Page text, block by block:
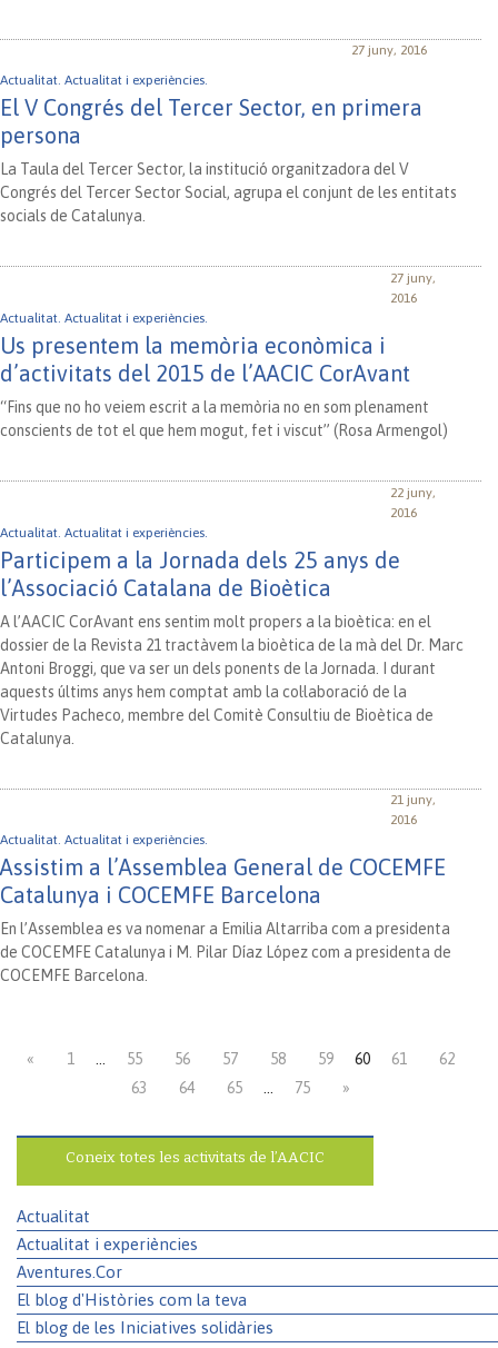
27 juny, 2016
Actualitat. Actualitat i experiències.
El V Congrés del Tercer Sector, en primera
persona
La Taula del Tercer Sector, la institució organitzadora del V
Congrés del Tercer Sector Social, agrupa el conjunt de les entitats
socials de Catalunya.
27 juny,
2016
Actualitat. Actualitat i experiències.
Us presentem la memòria econòmica i
d’activitats del 2015 de l’AACIC CorAvant
“Fins que no ho veiem escrit a la memòria no en som plenament
conscients de tot el que hem mogut, fet i viscut” (Rosa Armengol)
22 juny,
2016
Actualitat. Actualitat i experiències.
Participem a la Jornada dels 25 anys de
l’Associació Catalana de Bioètica
A l’AACIC CorAvant ens sentim molt propers a la bioètica: en el
dossier de la Revista 21 tractàvem la bioètica de la mà del Dr. Marc
Antoni Broggi, que va ser un dels ponents de la Jornada. I durant
aquests últims anys hem comptat amb la col·laboració de la
Virtudes Pacheco, membre del Comitè Consultiu de Bioètica de
Catalunya.
21 juny,
2016
Actualitat. Actualitat i experiències.
Assistim a l’Assemblea General de COCEMFE
Catalunya i COCEMFE Barcelona
En l’Assemblea es va nomenar a Emilia Altarriba com a presidenta
de COCEMFE Catalunya i M. Pilar Díaz López com a presidenta de
COCEMFE Barcelona.
« 1 55 56 57 58 59 60 61
62
63
64 65 75 »
Coneix totes les activitats de l’AACIC
Actualitat
Actualitat i experiències
Aventures.Cor
El blog d'Històries com la teva
El blog de les Iniciatives solidàries